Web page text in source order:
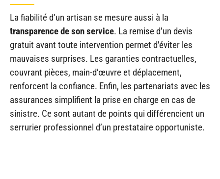
La fiabilité d’un artisan se mesure aussi à la
transparence de son service. La remise d’un devis
gratuit avant toute intervention permet d’éviter les
mauvaises surprises. Les garanties contractuelles,
couvrant pièces, main-d’œuvre et déplacement,
renforcent la confiance. Enfin, les partenariats avec les
assurances simplifient la prise en charge en cas de
sinistre. Ce sont autant de points qui différencient un
serrurier professionnel d’un prestataire opportuniste.